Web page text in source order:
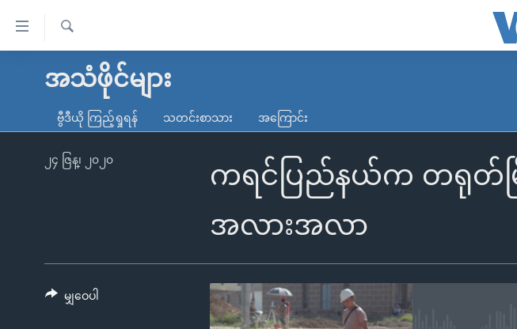
လွယ်ကူ
သည့်
မူလစာမျက်နှာ
ကမ္ဘာ့သတင်းများ
နိုင်ငံတကာ
မကြေးမုံရဲ့ အင်္ဂလိပ်စာ
ရေဒီယို
ရေဒီယိုနှင့်ရုပ်သံ အချက်အလက်များ
ရ
အသံဖိုင်များ
ဗွီဒီယို ကြည့်ရှုရန် သတင်းစာသား အကြောင်း
ကရင်ပြည်နယ်က တရုတ်မြို့
အလားအလာ
၂၄ ဇြန္၊ ၂၀၂၀
မျှဝေပါ